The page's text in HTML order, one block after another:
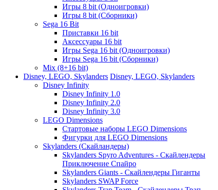
Игры 8 bit (Одноигровки)
Игры 8 bit (Сборники)
Sega 16 Bit
Приставки 16 bit
Аксессуары 16 bit
Игры Sega 16 bit (Одноигровки)
Игры Sega 16 bit (Сборники)
Mix (8+16 bit)
Disney, LEGO, Skylanders Disney, LEGO, Skylanders
Disney Infinity
Disney Infinity 1.0
Disney Infinity 2.0
Disney Infinity 3.0
LEGO Dimensions
Стартовые наборы LEGO Dimensions
Фигурки для LEGO Dimensions
Skylanders (Скайландеры)
Skylanders Spyro Adventures - Скайлендеры
Приключение Спайро
Skylanders Giants - Скайлендеры Гиганты
Skylanders SWAP Force